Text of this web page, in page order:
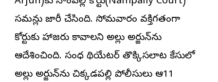
సమన్లు జారీ చేసింది. సోమవారం వ్యక్తిగతంగా
కోర్టుకు హాజరు కావాలని అల్లు అర్జున్‌ను
ఆదేశించింది. సంధ్య థియేటర్ తొక్కిసలాట కేసులో
అల్లు అర్జున్‌ను చిక్కడపల్లి పోలీసులు ఆ11